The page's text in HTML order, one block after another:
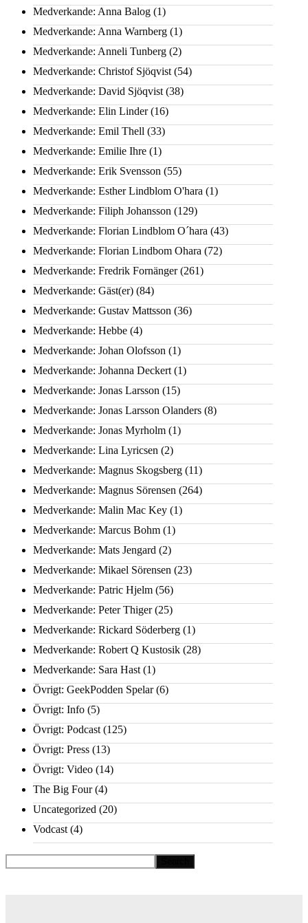
Medverkande: Anna Balog (1)
Medverkande: Anna Warnberg (1)
Medverkande: Anneli Tunberg (2)
Medverkande: Christof Sjöqvist (54)
Medverkande: David Sjöqvist (38)
Medverkande: Elin Linder(16)
Medverkande: Emil Thell (33)
Medverkande: Emilie Ihre (1)
Medverkande: Erik Svensson (55)
Medverkande: Esther Lindblom O'hara (1)
Medverkande: Filiph Johansson (129)
Medverkande: Florian Lindblom O´hara (43)
Medverkande: Florian Lindbom Ohara (72)
Medverkande: Fredrik Fornänger(261)
Medverkande: Gäst(er) (84)
Medverkande: Gustav Mattsson (36)
Medverkande: Hebbe (4)
Medverkande: Johan Olofsson (1)
Medverkande: Johanna Deckert (1)
Medverkande: Jonas Larsson (15)
Medverkande: Jonas Larsson Olanders (8)
Medverkande: Jonas Myrholm (1)
Medverkande: Lina Lyricsen (2)
Medverkande: Magnus Skogsberg (11)
Medverkande: Magnus Sörensen (264)
Medverkande: Malin Mac Key (1)
Medverkande: Marcus Bohm (1)
Medverkande: Mats Jengard (2)
Medverkande: Mikael Sörensen (23)
Medverkande: Patric Hjelm (56)
Medverkande: Peter Thiger(25)
Medverkande: Rickard Söderberg (1)
Medverkande: Robert Q Kustosik (28)
Medverkande: Sara Hast (1)
Övrigt: GeekPodden Spelar(6)
Övrigt: Info (5)
Övrigt: Podcast (125)
Övrigt: Press (13)
Övrigt: Video (14)
The Big Four(4)
Uncategorized (20)
Vodcast (4)